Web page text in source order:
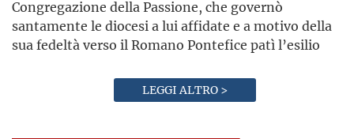
Congregazione della Passione, che governò
santamente le diocesi a lui affidate e a motivo della
sua fedeltà verso il Romano Pontefice patì l’esilio
LEGGI ALTRO >